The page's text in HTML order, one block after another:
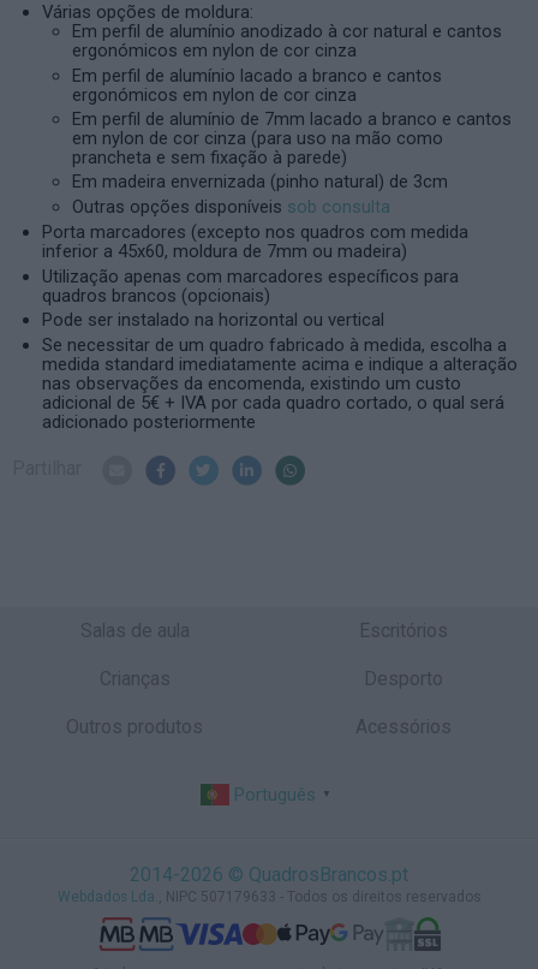
Várias opções de moldura:
Em perfil de alumínio anodizado à cor natural e cantos
ergonómicos em nylon de cor cinza
Em perfil de alumínio lacado a branco e cantos
ergonómicos em nylon de cor cinza
Em perfil de alumínio de 7mm lacado a branco e cantos
em nylon de cor cinza (para uso na mão como
prancheta e sem fixação à parede)
Em madeira envernizada (pinho natural) de 3cm
Outras opções disponíveis sob consulta
Porta marcadores (excepto nos quadros com medida
inferior a 45x60, moldura de 7mm ou madeira)
Utilização apenas com marcadores específicos para
quadros brancos (opcionais)
Pode ser instalado na horizontal ou vertical
Se necessitar de um quadro fabricado à medida, escolha a
medida standard imediatamente acima e indique a alteração
nas observações da encomenda, existindo um custo
adicional de 5€ + IVA por cada quadro cortado, o qual será
adicionado posteriormente
Salas de aula Escritórios
Crianças Desporto
Outros produtos Acessórios
Português ▼
2014-2026 © QuadrosBrancos.pt
Webdados Lda., NIPC 507179633 - Todos os direitos reservados